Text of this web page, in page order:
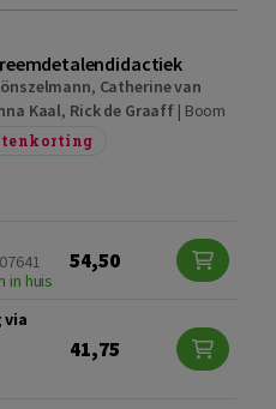
, Catherine van
Kaal, Rick de Graaff | Boom
in huis
54,50
via
41,75